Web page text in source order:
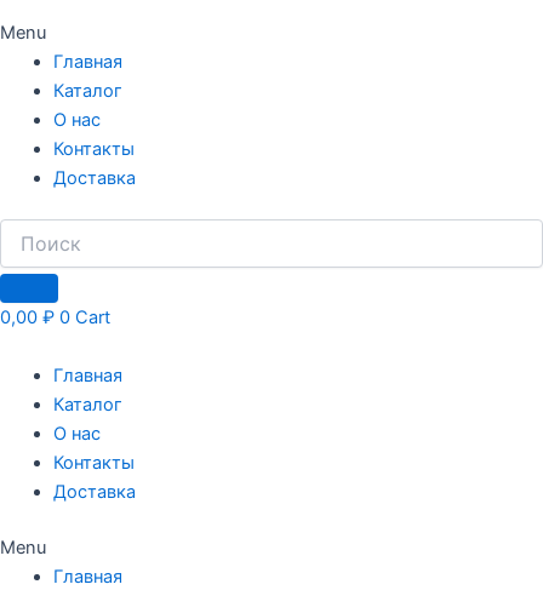
Menu
Главная
Каталог
О нас
Контакты
Доставка
0,00 ₽ 0 Cart
Главная
Каталог
О нас
Контакты
Доставка
Menu
Главная